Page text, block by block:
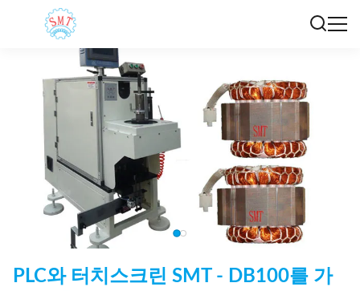
PLC와 터치스크린 SMT - DB100를 가